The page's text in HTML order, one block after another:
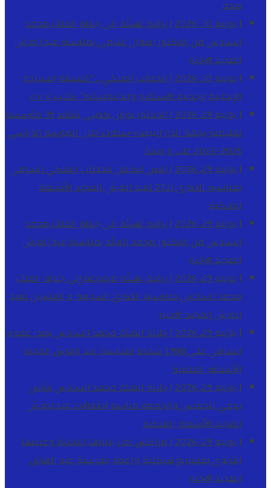
صحة
[ يوليو 30, 2026 ]
برقية تهنئة الى جلالة الملك محمد
السادس من الدكتور رضوان غنيمي بمناسبة عيد العرش
المجيدالاخبار
[ يوليو 30, 2026 ]
الخطاب الملكي .. “فلسفة السيادة
الإيجابية وجدلية الاستقرار والديناميكية”كتاب و اراء
[ يوليو 29, 2026 ]
الدكتور نوفل كديلي يتفقد 39 مؤسسة
تعليمية بجهة الدار البيضاء-سطات خلال الموسم الدراسي
2025-2026
طب و صحة
[ يوليو 29, 2026 ]
النص الكامل للخطاب الملكي السامي
بمناسبة الذكرى الـ27 لعيد العرش المجيد
الأنشطة
الملكية
[ يوليو 29, 2026 ]
برقية تهنئة الى جلالة الملك محمد
السادس من الدكتور محمد الفائد بمناسبة عيد العرش
المجيدالاخبار
[ يوليو 29, 2026 ]
برقية تهنئة مرفوعة إلى جلالة الملك
محمد السادس بمناسبة الذكرى السابعة و العشرين لعيد
العرش المجيدالاخبار
[ يوليو 29, 2026 ]
جلالة الملك محمد السادس يصدر عفوه
السامي على 1788 شخصا بمناسبة عيد العرش المجيد
الأنشطة الملكية
[ يوليو 29, 2026 ]
جلالة الملك محمد السادس يترأس
يومي الخميس والجمعة مراسم احتفالات عيد العرش
المجيدالأنشطة الملكية
[ يوليو 29, 2026 ]
مراكش تعزز بنياتها التحتية وعرضها
التربوي بمشاريع هيكلية واعدة بمناسبة عيد العرش
المجيدالاخبار